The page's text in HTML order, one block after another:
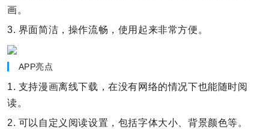
画。
3. 界面简洁，操作流畅，使用起来非常方便。
APP亮点
1. 支持漫画离线下载，在没有网络的情况下也能随时阅
读。
2. 可以自定义阅读设置，包括字体大小、背景颜色等。